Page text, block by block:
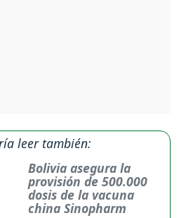
leer también:
Bolivia asegura la
provisión de 500.000
dosis de la vacuna
china Sinopharm